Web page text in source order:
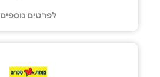
לפרטים נוספים